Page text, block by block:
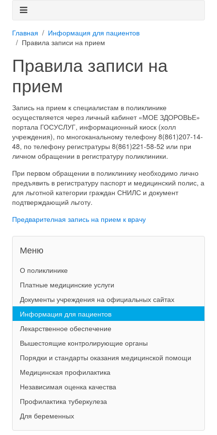
Главная
Информация для пациентов
Правила записи на прием
Правила записи на
прием
Запись на прием к специалистам в поликлинике
осуществляется через личный кабинет «МОЕ ЗДОРОВЬЕ»
портала ГОСУСЛУГ, информационный киоск (холл
учреждения), по многоканальному телефону 8(861)207-14-
48, по телефону регистратуры 8(861)221-58-52 или при
личном обращении в регистратуру поликлиники.
При первом обращении в поликлинику необходимо лично
предъявить в регистратуру паспорт и медицинский полис, а
для льготной категории граждан СНИЛС и документ
подтверждающий льготу.
Предварителная запись на прием к врачу
Меню
О поликлинике
Платные медицинские услуги
Документы учреждения на официальных сайтах
Информация для пациентов
Лекарственное обеспечение
Вышестоящие контролирующие органы
Порядки и стандарты оказания медицинской помощи
Медицинская профилактика
Независимая оценка качества
Профилактика туберкулеза
Для беременных